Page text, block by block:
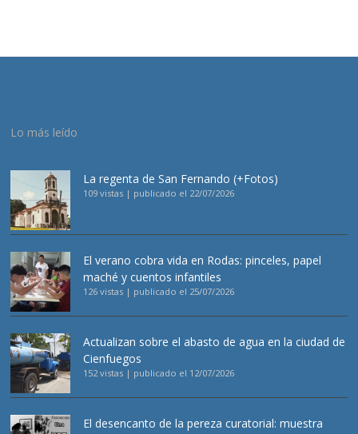
Lo más leído
La regenta de San Fernando (+Fotos)
109 vistas | publicado el 22/07/2026
El verano cobra vida en Rodas: pinceles, papel
maché y cuentos infantiles
126 vistas | publicado el 25/07/2026
Actualizan sobre el abasto de agua en la ciudad de
Cienfuegos
152 vistas | publicado el 12/07/2026
El desencanto de la pereza curatorial: muestra